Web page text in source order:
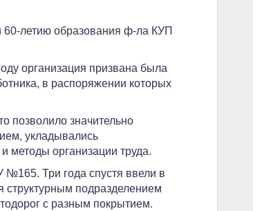
летию образования ф-ла КУП
организация призвана была
в распоряжении которых
позволило значительно
укладывались
методы организации труда.
Три года спустя ввели в
структурным подразделением
с разным покрытием.